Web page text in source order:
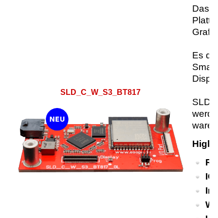
SLD_C_W_S3_BT817
Das
Es
ware-